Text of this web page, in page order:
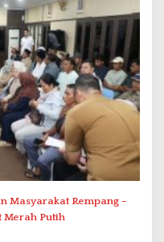
Masyarakat Rempang –
Merah Putih